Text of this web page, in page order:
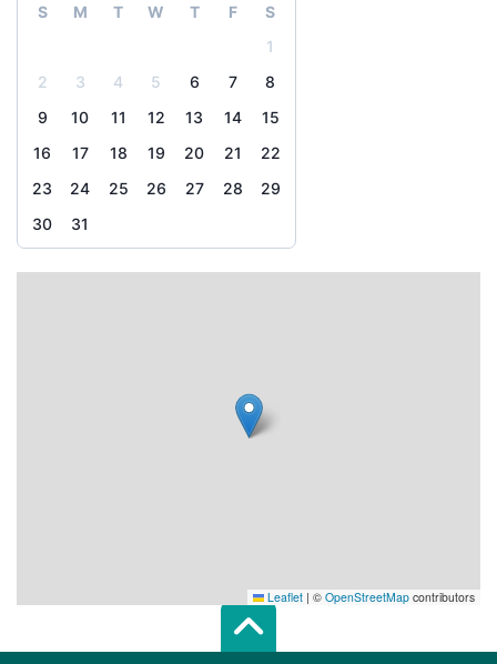
S M T W T F
S
1
2
3 4 5 6 7
8
9
10 11 12 13 14
15
16
17 18 19 20 21
22
23
24 25 26 27 28
29
30
31
Leaflet | © OpenStreetMap contributors
Scroll top of